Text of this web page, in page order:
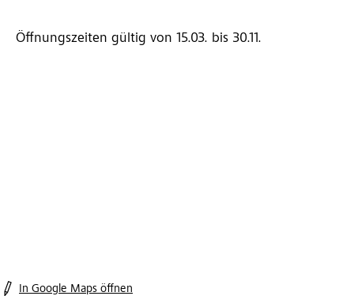
Öffnungszeiten gültig von 15.03. bis 30.11.
In Google Maps öffnen